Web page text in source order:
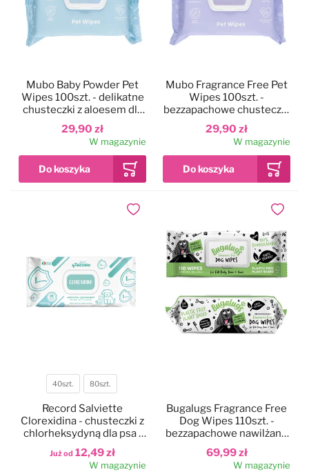
29,90 zł
Mubo Baby Powder Pet
Wipes 100szt. - delikatne
chusteczki z aloesem dla
psa i kota, o zapachu
dziecięcego pudru
15x30cmW magazynie
29,90 zł
Mubo Fragrance Free Pet
Wipes 100szt. -
bezzapachowe chusteczki
z aloesem dla psa i kota,
15x30cm
W magazynie
Pojemność
40szt. 80szt.
Już od 12,49 zł
Record Salviette
Clorexidina - chusteczki z
chlorheksydyną dla psa i
kota
W magazynie
Dodaj do ulubionych
69,99 zł
Bugalugs Fragrance Free
Dog Wipes 110szt. -
bezzapachowe nawilżane
chusteczki dla psa,
biodegradowalne
W magazynie
Dodaj